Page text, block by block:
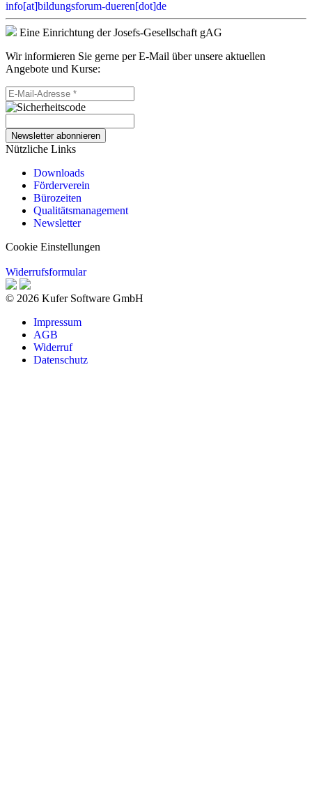
info[at]bildungsforum-dueren[dot]de
Eine Einrichtung der Josefs-Gesellschaft gAG
Wir informieren Sie gerne per E-Mail über unsere aktuellen
Angebote und Kurse:
Newsletter abonnieren
Nützliche Links
Downloads
Förderverein
Bürozeiten
Qualitätsmanagement
Newsletter
Cookie Einstellungen
Widerrufsformular
© 2026 Kufer Software GmbH
Impressum
AGB
Widerruf
Datenschutz